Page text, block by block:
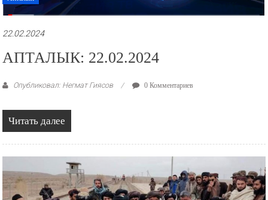
22.02.2024
АПТАЛЫК: 22.02.2024
Опубликовал: Негмат Гиясов 0 Комментариев
Читать далее